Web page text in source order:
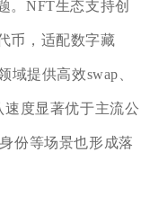
。NFT生态支持创
币，适配数字藏
域提供高效swap、
速度显著优于主流公
份等场景也形成落